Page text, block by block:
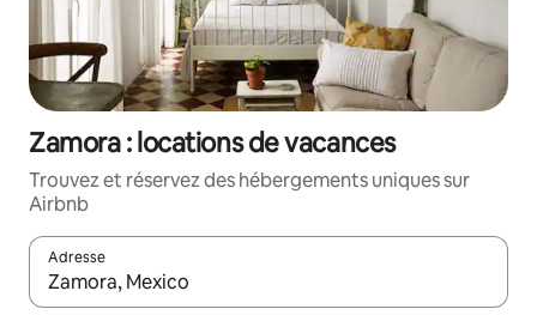
Zamora : locations de vacances
Trouvez et réservez des hébergements uniques sur
Airbnb
Adresse
Lorsque les résultats s'affichent, utilisez les flèches vers le